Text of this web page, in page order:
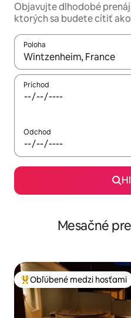
Objavujte dlhodobé
ktorých sa budete cítiť
Poloha
Keď budú výsledky k
Príchod
Odchod
Mesačné
Najobľúbenejšie medzi
Obľúbené medzi hosťami